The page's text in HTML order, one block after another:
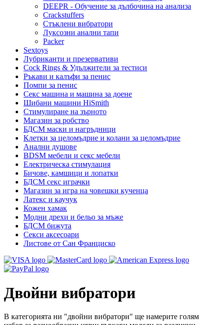
DEEPR - Обучение за дълбочина на анализа
Crackstuffers
Стъклени вибратори
Луксозни анални тапи
Packer
Sextoys
Лубриканти и презервативи
Cock Rings & Удължители за тестиси
Ръкави и калъфи за пенис
Помпи за пенис
Секс машина и машина за доене
Шибани машини HiSmith
Стимулиране на зърното
Магазин за робство
БДСМ маски и нагръдници
Клетки за целомъдрие и колани за целомъдрие
Анални душове
BDSM мебели и секс мебели
Електрическа стимулация
Бичове, камшици и лопатки
БДСМ секс играчки
Магазин за игра на човешки кученца
Латекс и каучук
Кожен хамак
Модни дрехи и бельо за мъже
БДСМ бижута
Секси аксесоари
Листове от Сан Франциско
Двойни вибратори
В категорията ни "двойни вибратори" ще намерите голям